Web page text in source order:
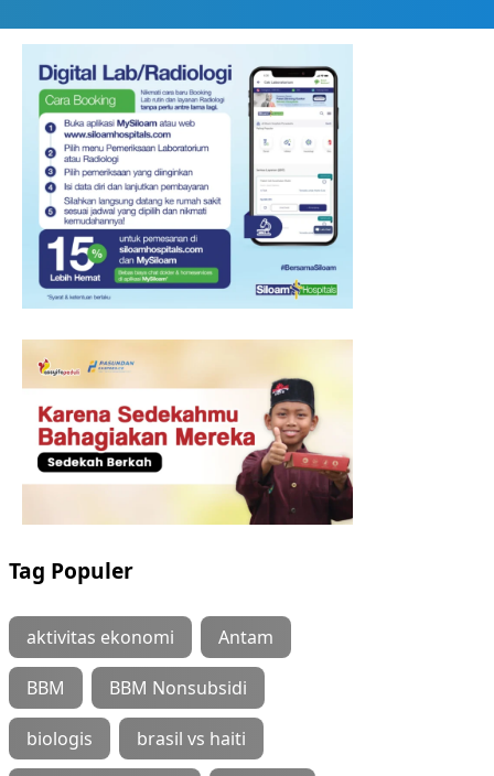
Tag Populer
aktivitas ekonomi Antam
BBM BBM Nonsubsidi
biologis brasil vs haiti